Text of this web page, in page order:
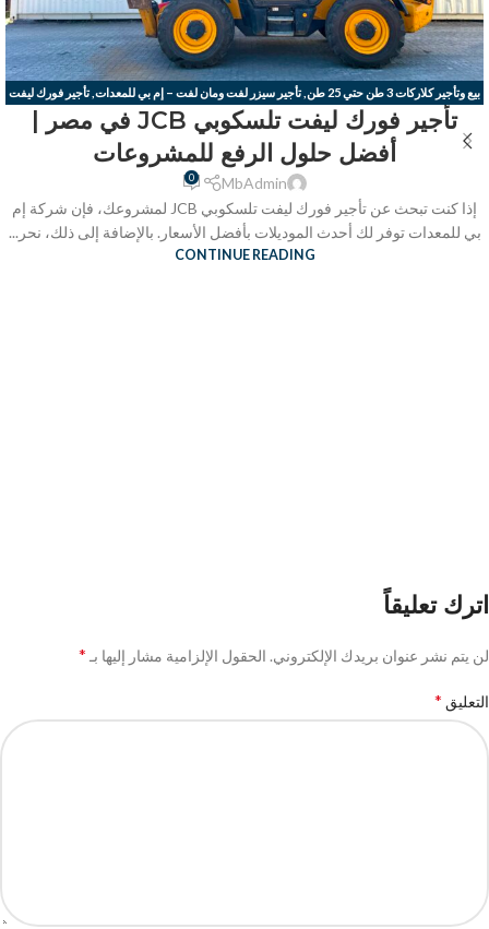
بيع وتأجير كلاركات 3 طن حتي 25 طن ,تأجير سيزر لفت ومان لفت – إم بي للمعدات ,تأجير فورك ليفت
تلسكوبي JCB
تأجير فورك ليفت تلسكوبي JCB في مصر |
أفضل حلول الرفع للمشروعات
MbAdmin
0
إذا كنت تبحث عن تأجير فورك ليفت تلسكوبي JCB لمشروعك، فإن شركة إم
بي للمعدات توفر لك أحدث الموديلات بأفضل الأسعار. بالإضافة إلى ذلك، نحر...
CONTINUE READING
اترك تعليقاً
لن يتم نشر عنوان بريدك الإلكتروني. الحقول الإلزامية مشار إليها بـ *
التعليق *